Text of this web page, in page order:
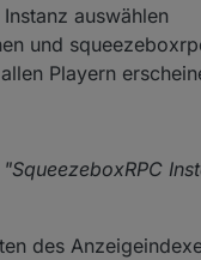
auswählen
und
Playern
des